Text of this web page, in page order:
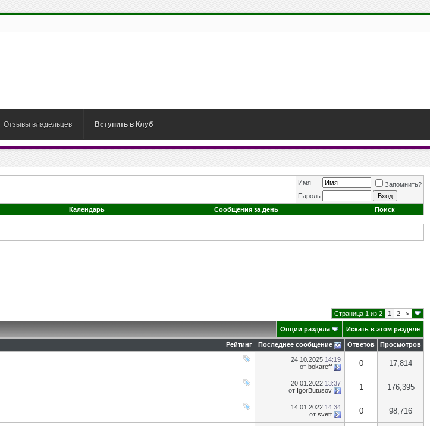
Отзывы владельцев Вступить в Клуб
Имя
Запомнить?
Пароль
Календарь Сообщения за день Поиск
Страница 1 из 2 1 2 >
Опции раздела Искать в этом разделе
Рейтинг Последнее сообщение Ответов Просмотров
24.10.2025 14:19
от bokareff 0 17,814
20.01.2022 13:37
от IgorButusov 1 176,395
14.01.2022 14:34
от svett 0 98,716